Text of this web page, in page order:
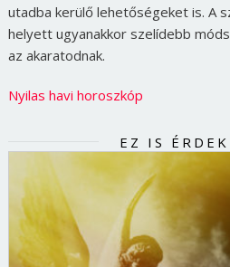
utadba kerülő lehetőségeket is. A
helyett ugyanakkor szelídebb
az akaratodnak.
Nyilas havi horoszkóp
EZ IS